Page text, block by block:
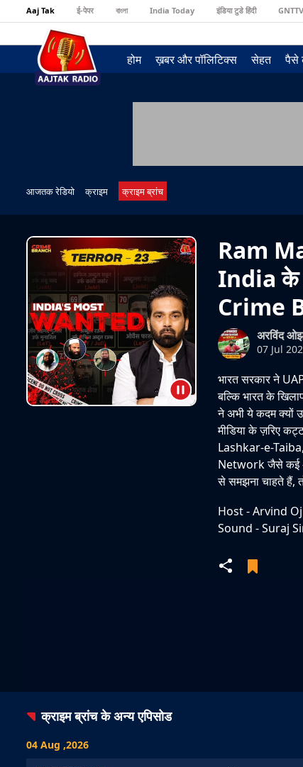
Aaj Tak ई-पेपर বাংলা India Today इंडिया टुडे हिंदी GNTTV
होम ख़बर और पॉलिटिक्स सेहत पैसे
आजतक रेडियो क्राइम क्राइम ब्रांच
Ram
India के
Crime
अरविंद
07 Jul
भारत सरकार ने
बल्कि भारत के
ने अभी ये कदम क्यों
मीडिया के ज़रिए
Lashkar-e-
Network जैसे कई
से समझना चाहते हैं,
Host - Arvind
Sound - Suraj
क्राइम ब्रांचके अन्य एपिसोड
04 Aug ,2026